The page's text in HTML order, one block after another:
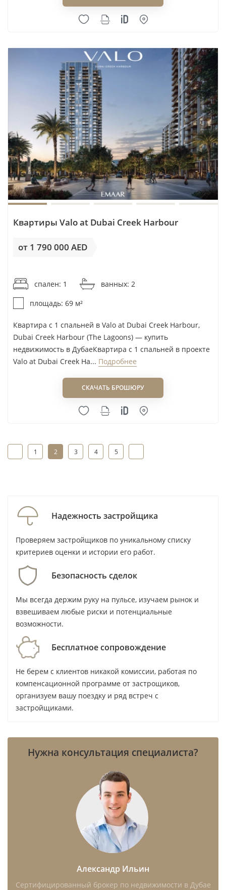
Квартиры Valo at Dubai Creek Harbour
от 1 790 000 AED
спален: 1
ванных: 2
площадь: 69 м²
Квартира с 1 спальней в Valo at Dubai Creek Harbour,
Dubai Creek Harbour (The Lagoons) — купить
недвижимость в ДубаеКвартира с 1 спальней в проекте
Valo at Dubai Creek Ha... Подробнее
СКАЧАТЬ БРОШЮРУ
1 2 3 4 5
Надежность застройщика
Проверяем застройщиков по уникальному списку
критериев оценки и истории его работ.
Безопасность сделок
Мы всегда держим руку на пульсе, изучаем рынок и
взвешиваем любые риски и потенциальные
возможности.
Бесплатное сопровождение
Не берем с клиентов никакой комиссии, работая по
компенсационной программе от застрощиков,
организуем вашу поездку и ряд встреч с
застройщиками.
Нужна консультация специалиста?
Александр Ильин
Сертифицированный брокер по недвижимости в Дубае